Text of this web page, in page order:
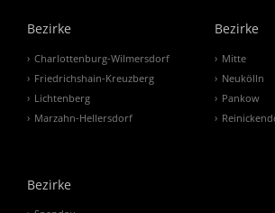
Bezirke
Charlottenburg-Wilmersdorf
Friedrichshain-Kreuzberg
Lichtenberg
Marzahn-Hellersdorf
Bezirke
Mitte
Neukölln
Pankow
Bezirke